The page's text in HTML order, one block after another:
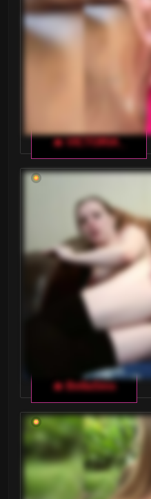
Średnie cyce
NA WŁOSKIM
dorosłych, ale nie jesteś
rozmówczyni jest
wskazówek, które
sprawić, że Wasza
inspirująca.
JAK ROZPOCZĄĆ
NA WŁOSKIM
Zastanawiasz się, jak
rozmowę z facetem na
dorosłych? Podzielimy
sprawdzonymi
pewnością siebie
komunikacji.
NIEZAPOMNIANE
🔥 VICTORIA_
🔥 BellaSins